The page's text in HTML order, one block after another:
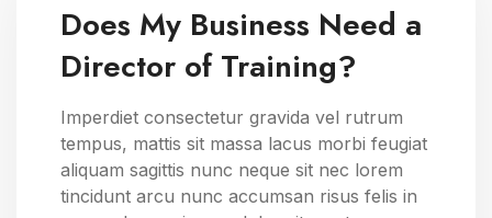
Does My Business Need a
Director of Training?
Imperdiet consectetur gravida vel rutrum
tempus, mattis sit massa lacus morbi feugiat
aliquam sagittis nunc neque sit nec lorem
tincidunt arcu nunc accumsan risus felis in